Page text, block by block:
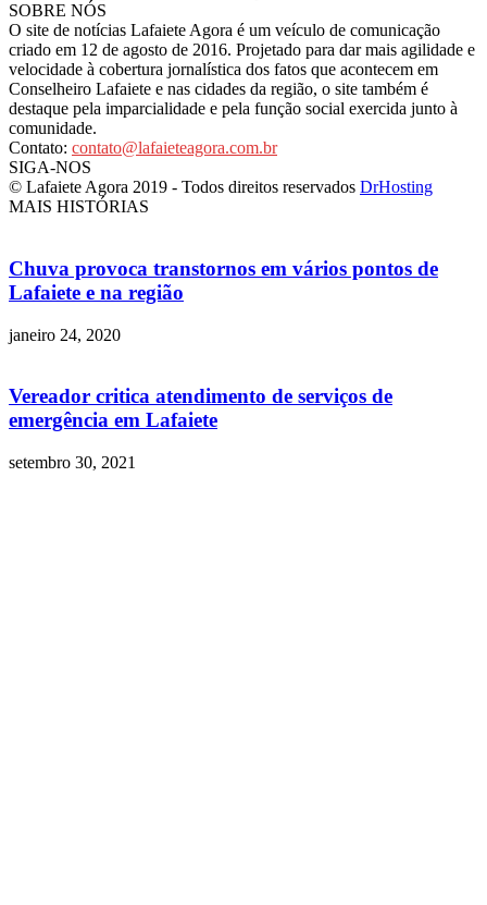
SOBRE NÓS
O site de notícias Lafaiete Agora é um veículo de comunicação
criado em 12 de agosto de 2016. Projetado para dar mais agilidade e
velocidade à cobertura jornalística dos fatos que acontecem em
Conselheiro Lafaiete e nas cidades da região, o site também é
destaque pela imparcialidade e pela função social exercida junto à
comunidade.
Contato: contato@lafaieteagora.com.br
SIGA-NOS
© Lafaiete Agora 2019 - Todos direitos reservados DrHosting
MAIS HISTÓRIAS
Chuva provoca transtornos em vários pontos de
Lafaiete e na região
janeiro 24, 2020
Vereador critica atendimento de serviços de
emergência em Lafaiete
setembro 30, 2021